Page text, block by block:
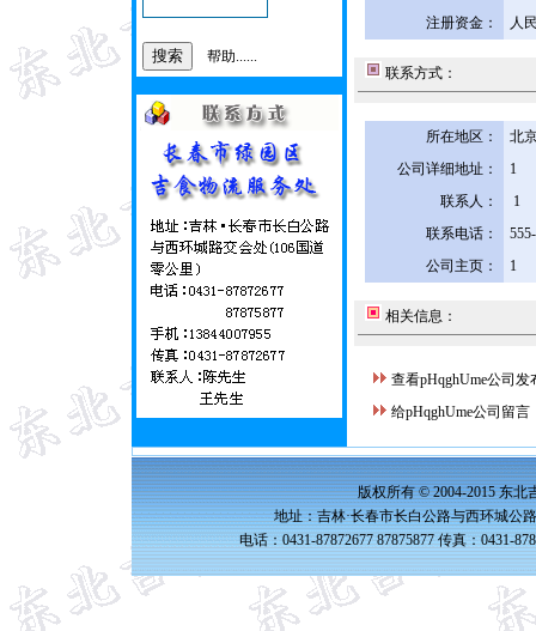
帮助......
注册资金：
人
联系方式：
所在地区：
北
公司详细地址：
1
联系人：
1
联系电话：
公司主页：
1
相关信息：
查看pHqghUme公司发
给pHqghUme公司留言
版权所有 © 2004-2015 东北
地址：吉林·长春市长白公路与西环城公
电话：0431-87872677 87875877 传真：0431-